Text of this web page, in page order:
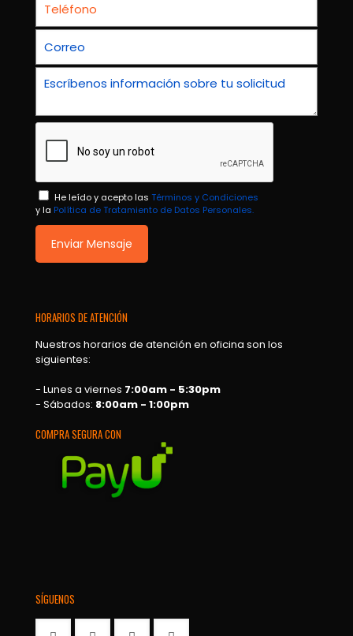
He leído y acepto las Términos y Condiciones
y la Política de Tratamiento de Datos Personales.
HORARIOS DE ATENCIÓN
Nuestros horarios de atención en oficina son los
siguientes:
- Lunes a viernes 7:00am - 5:30pm
- Sábados: 8:00am - 1:00pm
COMPRA SEGURA CON
SÍGUENOS